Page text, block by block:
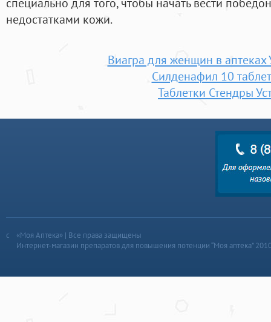
недостатками кожи.
Виагра для женщин в аптеках
Силденафил 10
Таблетки Стендры
«Моя Аптека» | Все права защищены
Интернет-магазин препаратов для повышения потенции “Моя аптека”